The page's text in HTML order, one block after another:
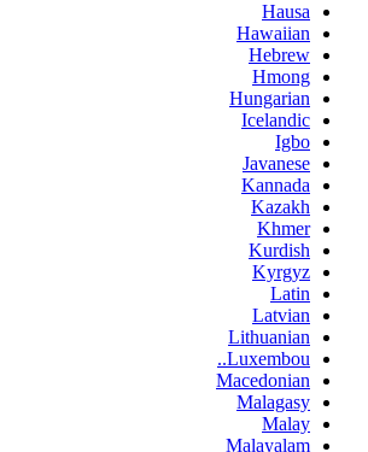
Hausa
Hawaiian
Hebrew
Hmong
Hungarian
Icelandic
Igbo
Javanese
Kannada
Kazakh
Khmer
Kurdish
Kyrgyz
Latin
Latvian
Lithuanian
Luxembou..
Macedonian
Malagasy
Malay
Malayalam